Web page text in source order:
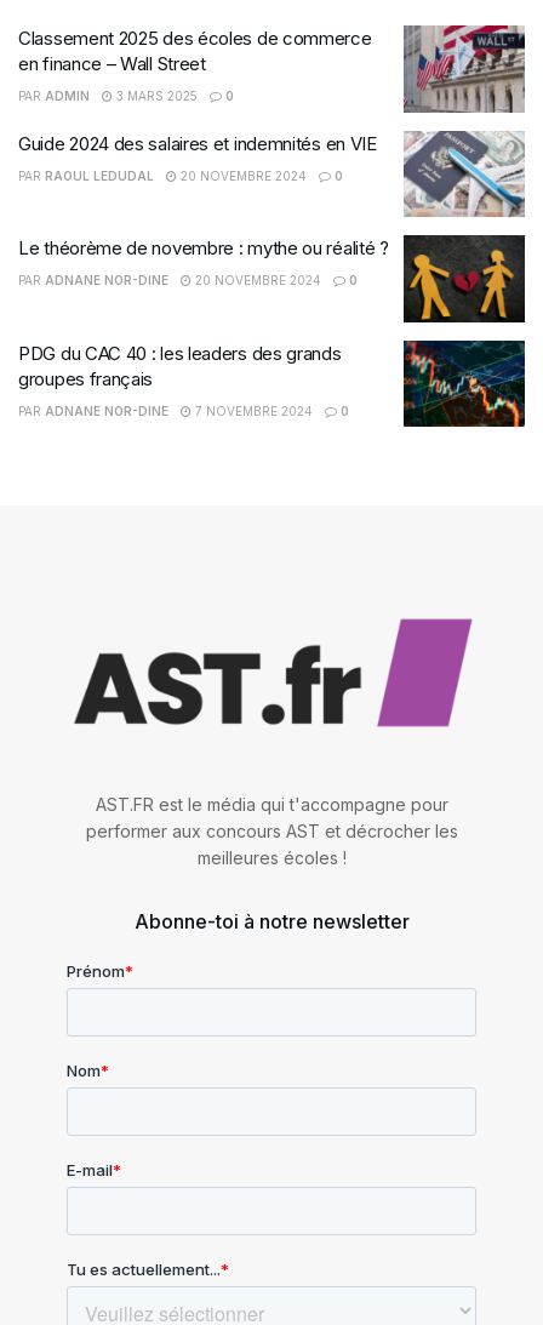
Classement 2025 des écoles de commerce
en finance – Wall Street
PAR ADMIN 3 MARS 2025 0
Guide 2024 des salaires et indemnités en VIE
PAR RAOUL LEDUDAL 20 NOVEMBRE 2024 0
Le théorème de novembre : mythe ou réalité ?
PAR ADNANE NOR-DINE 20 NOVEMBRE 2024 0
PDG du CAC 40 : les leaders des grands
groupes français
PAR ADNANE NOR-DINE 7 NOVEMBRE 2024 0
AST.FR est le média qui t'accompagne pour
performer aux concours AST et décrocher les
meilleures écoles !
Abonne-toi à notre newsletter